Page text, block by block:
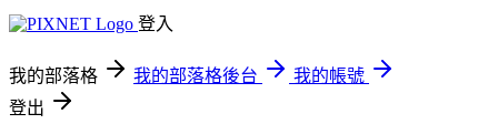
登入
我的部落格 我的部落格後台
我的帳號
登出